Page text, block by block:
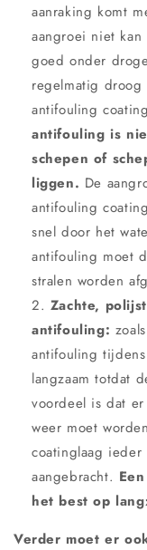
aanraking komt
aangroei niet
goed onder
regelmatig
antifouling
antifouling is
schepen of
liggen. De
antifouling
snel door het
antifouling moet
stralen worden
Zachte,
antifouling:
antifouling
langzaam totdat
voordeel is dat
weer moet
coatinglaag ieder
aangebracht.
het best op
Verder moet er